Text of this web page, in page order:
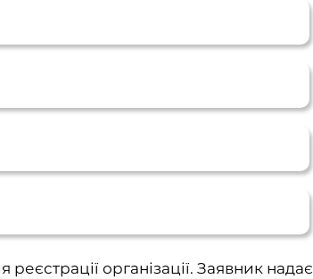
організації. Заявник надає